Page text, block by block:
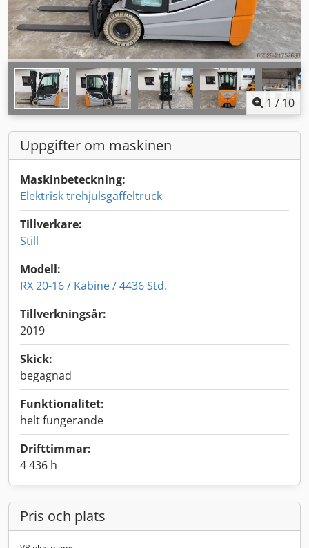
1 / 10
Uppgifter om maskinen
Maskinbeteckning:
Elektrisk trehjulsgaffeltruck
Tillverkare:
Still
Modell:
RX 20-16 / Kabine / 4436 Std.
Tillverkningsår:
2019
Skick:
begagnad
Funktionalitet:
helt fungerande
Drifttimmar:
4 436 h
Pris och plats